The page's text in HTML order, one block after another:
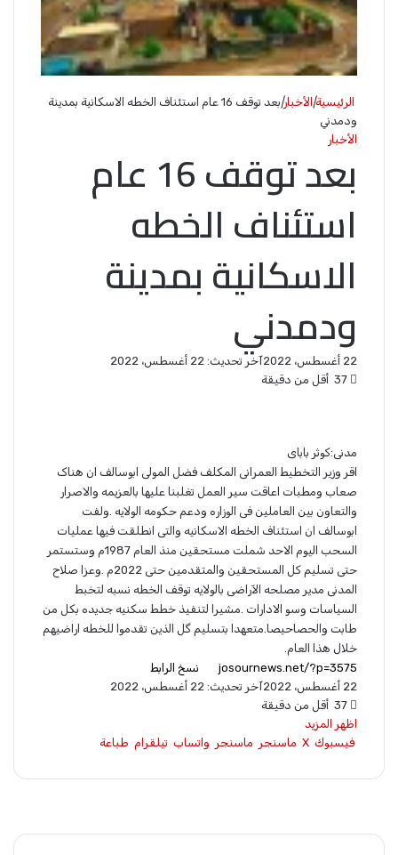
الرئيسية| الأخبار|
بعد توقف 16 عام استئناف الخطه الاسکانیة بمدینة
ودمدني
الأخبار
بعد توقف 16 عام
استئناف الخطه
الاسکانیة بمدینة
ودمدني
22 أغسطس، 2022
آخر تحديث: 22 أغسطس، 2022
أقل من دقيقة
مدنی:کوثر بابای
اقر وزیر التخطیط العمرانی المکلف فضل المولی ابوسالف ان هناک
صعاب ومطبات اعاقت سیر العمل تغلبنا علیها بالعزیمه والاصرار
والتعاون بین العاملین فی الوزاره ودعم حکومه الولایه .ولفت
ابوسالف ان استئناف الخطه الاسکانیه والتی انطلقت فیها عملیات
السحب الیوم الاحد شملت مستحقین منذ العام 1987م وستستمر
حتی تسلیم کل المستحقین والمتقدمین حتی 2022م .وعزا صلاح
المدنی مدیر مصلحه الآراضی بالولایه توقف الخطه نسبه لتخبط
السیاسات وسو الادارات .مشیرا لتنفیذ خطط سکنیه جدیده بکل من
طابت والحصاحیصا.متعهدا بتسلیم گل الذین تقدموا للخطه اراضیهم
خلال هذا العام.
نسخ الرابط
22 أغسطس، 2022
آخر تحديث: 22 أغسطس، 2022
أقل من دقيقة
اظهر المزيد
فيسبوك X ماسنجر ماسنجر واتساب تيلقرام طباعة